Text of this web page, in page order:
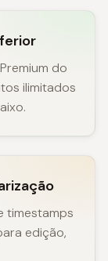
do
ilimitados
timestamps
edição,